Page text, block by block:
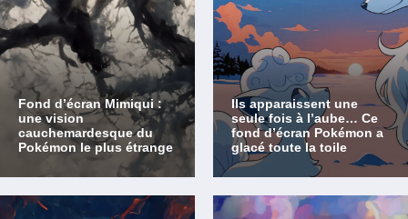
Fond d’écran Mimiqui :
une vision
cauchemardesque du
Pokémon le plus étrange
Ils apparaissent une
seule fois à l’aube… Ce
fond d’écran Pokémon a
glacé toute la toile